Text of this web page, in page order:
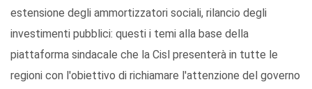
estensione degli ammortizzatori sociali, rilancio degli
investimenti pubblici: questi i temi alla base della
piattaforma sindacale che la Cisl presenterà in tutte le
regioni con l'obiettivo di richiamare l'attenzione del governo